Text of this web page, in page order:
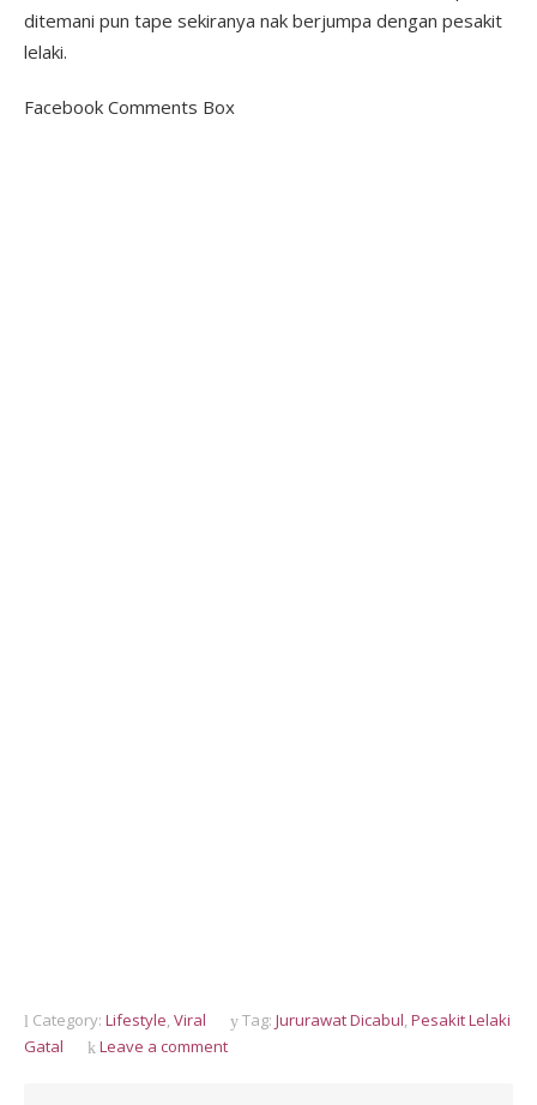
ditemani pun tape sekiranya nak berjumpa dengan pesakit
lelaki.
Facebook Comments Box
Category: Lifestyle,Viral Tag: Jururawat Dicabul,Pesakit Lelaki
Gatal
Leave a comment